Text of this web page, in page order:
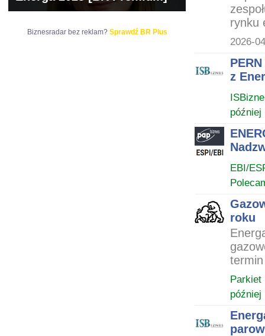
rynku
2026-
z
później
EBI/
roku
Parkiet
później
Biznesradar bez reklam? Sprawdź BR Plus